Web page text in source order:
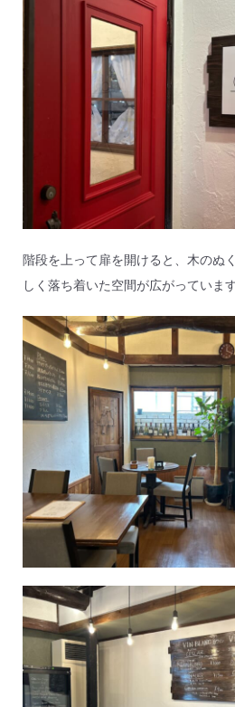
階段を上って扉を開けると、木のぬ
しく落ち着いた空間が広がっています